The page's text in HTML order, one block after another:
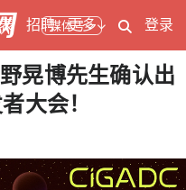
媒体号
招聘 更多 登录
晃博先生确认出
大会！